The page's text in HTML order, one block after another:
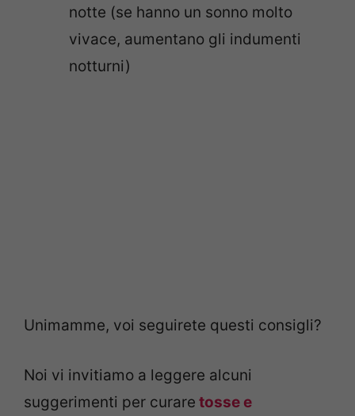
notte (se hanno un sonno molto
vivace, aumentano gli indumenti
notturni)
Unimamme, voi seguirete questi consigli?
Noi vi invitiamo a leggere alcuni
suggerimenti per curare tosse e